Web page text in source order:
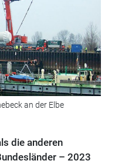
an der Elbe
die anderen
– 2023